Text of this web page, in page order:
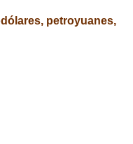
petroyuanes,